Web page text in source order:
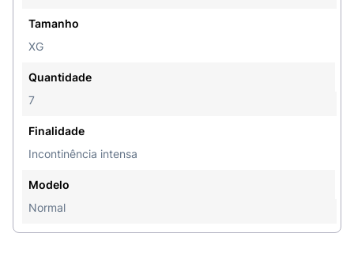
Tamanho
XG
Quantidade
7
Finalidade
Incontinência intensa
Modelo
Normal